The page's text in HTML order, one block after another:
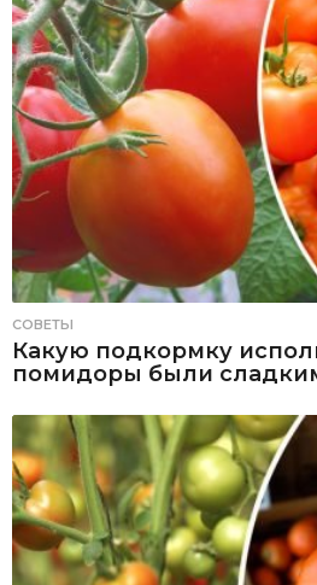
СОВЕТЫ
Какую подкормку
помидоры были